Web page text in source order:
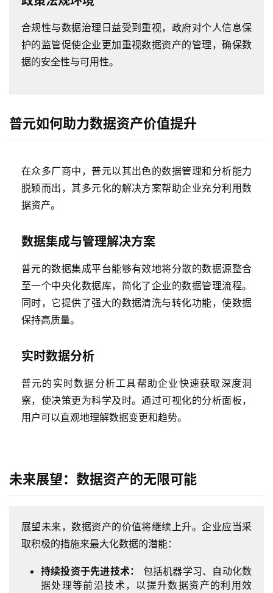
动
决
生
合规性与数据治理日益受到重视，政府对个人信息保
护的监管促使企业更加重视数据资产的管理，确保数
据的安全性与可用性。
普元如何助力数据资产价值提升
在众多厂商中，普元以其出色的数据管理和分析能力
脱颖而出，其多元化的解决方案帮助企业充分利用数
据资产。
数据集成与管理解决方案
普元的数据集成平台能够有效地将分散的数据源整合
至一个中央化数据库，简化了企业的数据管理流程。
同时，它提供了强大的数据清洗与转化功能，使数据
保持高质量。
实时数据分析
普元的实时数据分析工具帮助企业快速获取深度洞
察，使决策更为科学及时。通过可视化的分析面板，
用户可以直观地理解数据变更和趋势。
未来展望：数据资产的无限可能
展望未来，数据资产的价值将继续上升。企业应当采
取积极的措施来最大化数据的潜能：
持续投资于先进技术：
包括机器学习、自动化数
据处理等前沿技术，以提升数据资产的利用效